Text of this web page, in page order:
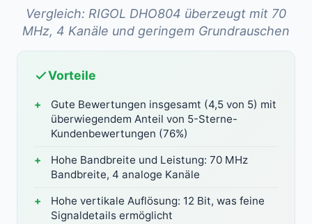
Vergleich: RIGOL DHO804 überzeugt mit 70
MHz, 4 Kanäle und geringem Grundrauschen
Vorteile
Gute Bewertungen insgesamt (4,5 von 5) mit
überwiegendem Anteil von 5-Sterne-
Kundenbewertungen (76%)
Hohe Bandbreite und Leistung: 70 MHz
Bandbreite, 4 analoge Kanäle
Hohe vertikale Auflösung: 12 Bit, was feine
Signaldetails ermöglicht